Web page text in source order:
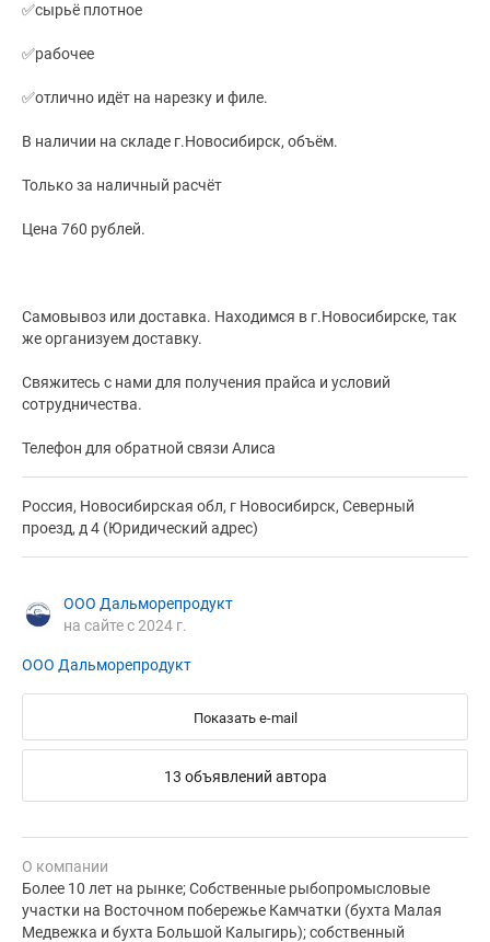
✅сырьё плотное
✅рабочее
✅отлично идёт на нарезку и филе.
В наличии на складе г.Новосибирск, объём.
Только за наличный расчёт
Цена 760 рублей.
Самовывоз или доставка. Находимся в г.Новосибирске, так
же организуем доставку.
Свяжитесь с нами для получения прайса и условий
сотрудничества.
Телефон для обратной связи Алиса
Россия, Новосибирская обл, г Новосибирск, Северный
проезд, д 4 (Юридический адрес)
ООО Дальморепродукт
на сайте с 2024 г.
ООО Дальморепродукт
Показать e-mail
13 объявлений автора
О компании
Более 10 лет на рынке; Собственные рыбопромысловые
участки на Восточном побережье Камчатки (бухта Малая
Медвежка и бухта Большой Калыгирь); собственный